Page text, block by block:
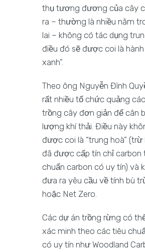
thụ tương đương của cây
ra – thường là nhiều năm
lai – không có tác dụng
điều đó sẽ được coi là
xanh”.
Theo ông Nguyễn Đình
rất nhiều tổ chức quảng
trồng cây đơn giản để cân
lượng khí thải. Điều này
được coi là “trung hoà” (trừ
đã được cấp tín chỉ carbon
chuẩn carbon có uy tín) và
đưa ra yêu cầu về tính bù
hoặc Net Zero.
Các dự án trồng rừng có
xác minh theo các tiêu
có uy tín như Woodland